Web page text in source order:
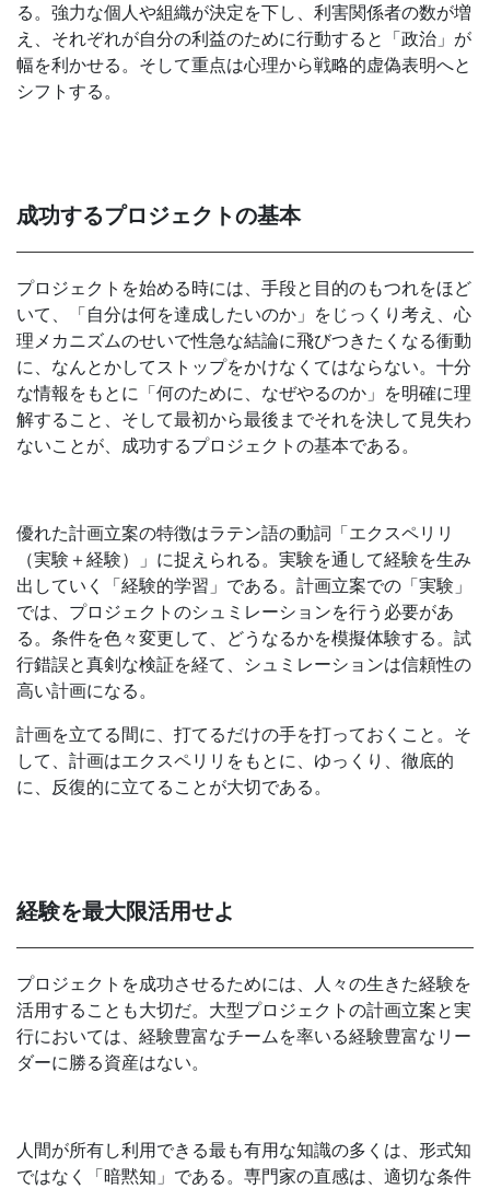
る。強力な個人や組織が決定を下し、利害関係者の数が増
え、それぞれが自分の利益のために行動すると「政治」が
幅を利かせる。そして重点は心理から戦略的虚偽表明へと
シフトする。
成功するプロジェクトの基本
プロジェクトを始める時には、手段と目的のもつれをほど
いて、「自分は何を達成したいのか」をじっくり考え、心
理メカニズムのせいで性急な結論に飛びつきたくなる衝動
に、なんとかしてストップをかけなくてはならない。十分
な情報をもとに「何のために、なぜやるのか」を明確に理
解すること、そして最初から最後までそれを決して見失わ
ないことが、成功するプロジェクトの基本である。
優れた計画立案の特徴はラテン語の動詞「エクスペリリ
（実験＋経験）」に捉えられる。実験を通して経験を生み
出していく「経験的学習」である。計画立案での「実験」
では、プロジェクトのシュミレーションを行う必要があ
る。条件を色々変更して、どうなるかを模擬体験する。試
行錯誤と真剣な検証を経て、シュミレーションは信頼性の
高い計画になる。
計画を立てる間に、打てるだけの手を打っておくこと。そ
して、計画はエクスペリリをもとに、ゆっくり、徹底的
に、反復的に立てることが大切である。
経験を最大限活用せよ
プロジェクトを成功させるためには、人々の生きた経験を
活用することも大切だ。大型プロジェクトの計画立案と実
行においては、経験豊富なチームを率いる経験豊富なリー
ダーに勝る資産はない。
人間が所有し利用できる最も有用な知識の多くは、形式知
ではなく「暗黙知」である。専門家の直感は、適切な条件